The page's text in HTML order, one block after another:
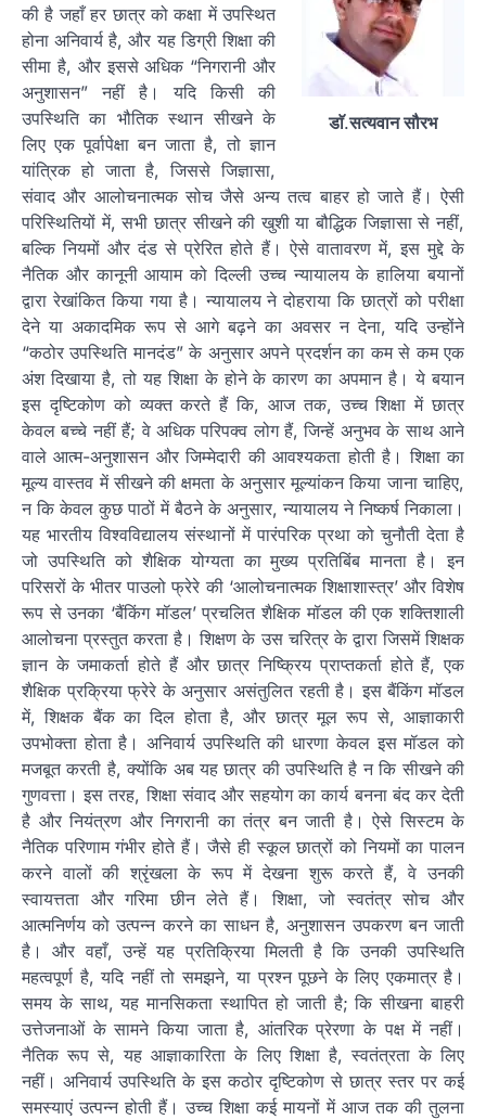
डाॅ.सत्यवान सौरभ
की है जहाँ हर छात्र को कक्षा में उपस्थित
होना अनिवार्य है, और यह डिग्री शिक्षा की
सीमा है, और इससे अधिक “निगरानी और
अनुशासन” नहीं है। यदि किसी की
उपस्थिति का भौतिक स्थान सीखने के
लिए एक पूर्वापेक्षा बन जाता है, तो ज्ञान
यांत्रिक हो जाता है, जिससे जिज्ञासा,
संवाद और आलोचनात्मक सोच जैसे अन्य तत्व बाहर हो जाते हैं। ऐसी
परिस्थितियों में, सभी छात्र सीखने की खुशी या बौद्धिक जिज्ञासा से नहीं,
बल्कि नियमों और दंड से प्रेरित होते हैं। ऐसे वातावरण में, इस मुद्दे के
नैतिक और कानूनी आयाम को दिल्ली उच्च न्यायालय के हालिया बयानों
द्वारा रेखांकित किया गया है। न्यायालय ने दोहराया कि छात्रों को परीक्षा
देने या अकादमिक रूप से आगे बढ़ने का अवसर न देना, यदि उन्होंने
“कठोर उपस्थिति मानदंड” के अनुसार अपने प्रदर्शन का कम से कम एक
अंश दिखाया है, तो यह शिक्षा के होने के कारण का अपमान है। ये बयान
इस दृष्टिकोण को व्यक्त करते हैं कि, आज तक, उच्च शिक्षा में छात्र
केवल बच्चे नहीं हैं; वे अधिक परिपक्व लोग हैं, जिन्हें अनुभव के साथ आने
वाले आत्म-अनुशासन और जिम्मेदारी की आवश्यकता होती है। शिक्षा का
मूल्य वास्तव में सीखने की क्षमता के अनुसार मूल्यांकन किया जाना चाहिए,
न कि केवल कुछ पाठों में बैठने के अनुसार, न्यायालय ने निष्कर्ष निकाला।
यह भारतीय विश्वविद्यालय संस्थानों में पारंपरिक प्रथा को चुनौती देता है
जो उपस्थिति को शैक्षिक योग्यता का मुख्य प्रतिबिंब मानता है। इन
परिसरों के भीतर पाउलो फ्रेरे की ‘आलोचनात्मक शिक्षाशास्त्र’ और विशेष
रूप से उनका ‘बैंकिंग मॉडल’ प्रचलित शैक्षिक मॉडल की एक शक्तिशाली
आलोचना प्रस्तुत करता है। शिक्षण के उस चरित्र के द्वारा जिसमें शिक्षक
ज्ञान के जमाकर्ता होते हैं और छात्र निष्क्रिय प्राप्तकर्ता होते हैं, एक
शैक्षिक प्रक्रिया फ्रेरे के अनुसार असंतुलित रहती है। इस बैंकिंग मॉडल
में, शिक्षक बैंक का दिल होता है, और छात्र मूल रूप से, आज्ञाकारी
उपभोक्ता होता है। अनिवार्य उपस्थिति की धारणा केवल इस मॉडल को
मजबूत करती है, क्योंकि अब यह छात्र की उपस्थिति है न कि सीखने की
गुणवत्ता। इस तरह, शिक्षा संवाद और सहयोग का कार्य बनना बंद कर देती
है और नियंत्रण और निगरानी का तंत्र बन जाती है। ऐसे सिस्टम के
नैतिक परिणाम गंभीर होते हैं। जैसे ही स्कूल छात्रों को नियमों का पालन
करने वालों की श्रृंखला के रूप में देखना शुरू करते हैं, वे उनकी
स्वायत्तता और गरिमा छीन लेते हैं। शिक्षा, जो स्वतंत्र सोच और
आत्मनिर्णय को उत्पन्न करने का साधन है, अनुशासन उपकरण बन जाती
है। और वहाँ, उन्हें यह प्रतिक्रिया मिलती है कि उनकी उपस्थिति
महत्वपूर्ण है, यदि नहीं तो समझने, या प्रश्न पूछने के लिए एकमात्र है।
समय के साथ, यह मानसिकता स्थापित हो जाती है; कि सीखना बाहरी
उत्तेजनाओं के सामने किया जाता है, आंतरिक प्रेरणा के पक्ष में नहीं।
नैतिक रूप से, यह आज्ञाकारिता के लिए शिक्षा है, स्वतंत्रता के लिए
नहीं। अनिवार्य उपस्थिति के इस कठोर दृष्टिकोण से छात्र स्तर पर कई
समस्याएं उत्पन्न होती हैं। उच्च शिक्षा कई मायनों में आज तक की तुलना